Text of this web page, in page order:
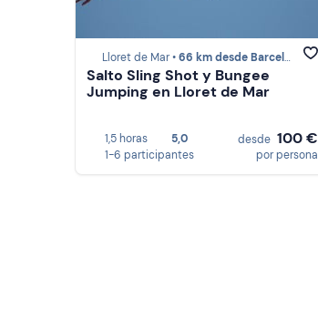
Lloret de Mar •66 km desde Barcelona
Salto Sling Shot y Bungee
Jumping en Lloret de Mar
1,5 horas
5,0
1-6 participantes
desde 100 €
por persona